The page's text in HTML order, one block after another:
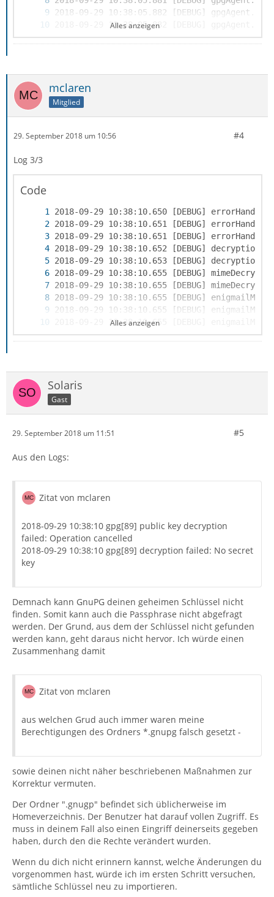
Alles anzeigen
mclaren
Mitglied
29. September 2018 um 10:56 #4
Log 3/3
Code
Alles anzeigen
Solaris
Gast
29. September 2018 um 11:51 #5
Aus den Logs:
Zitat von mclaren
2018-09-29 10:38:10 gpg[89] public key decryption
failed: Operation cancelled
2018-09-29 10:38:10 gpg[89] decryption failed: No secret
key
Demnach kann GnuPG deinen geheimen Schlüssel nicht
finden. Somit kann auch die Passphrase nicht abgefragt
werden. Der Grund, aus dem der Schlüssel nicht gefunden
werden kann, geht daraus nicht hervor. Ich würde einen
Zusammenhang damit
Zitat von mclaren
aus welchen Grud auch immer waren meine
Berechtigungen des Ordners *.gnupg falsch gesetzt -
sowie deinen nicht näher beschriebenen Maßnahmen zur
Korrektur vermuten.
Der Ordner ".gnugp" befindet sich üblicherweise im
Homeverzeichnis. Der Benutzer hat darauf vollen Zugriff. Es
muss in deinem Fall also einen Eingriff deinerseits gegeben
haben, durch den die Rechte verändert wurden.
Wenn du dich nicht erinnern kannst, welche Änderungen du
vorgenommen hast, würde ich im ersten Schritt versuchen,
sämtliche Schlüssel neu zu importieren.